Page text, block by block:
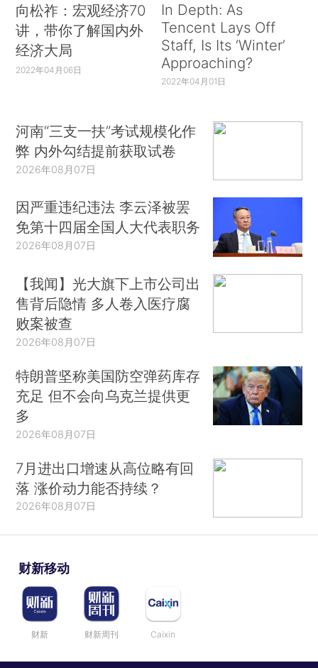
向松祚：宏观经济70
讲，带你了解国内外
经济大局
2022年04月06日
In Depth: As
Tencent Lays Off
Staff, Is Its ‘Winter’
Approaching?
2022年04月01日
河南“三支一扶”考试规模化作
弊 内外勾结提前获取试卷
2026年08月07日
因严重违纪违法 李云泽被罢
免第十四届全国人大代表职务
2026年08月07日
【我闻】光大旗下上市公司出
售背后隐情 多人卷入医疗腐
败案被查
2026年08月07日
特朗普坚称美国防空弹药库存
充足 但不会向乌克兰提供更
多
2026年08月07日
7月进出口增速从高位略有回
落 涨价动力能否持续？
2026年08月07日
财新移动
财新 财新周刊 Caixin